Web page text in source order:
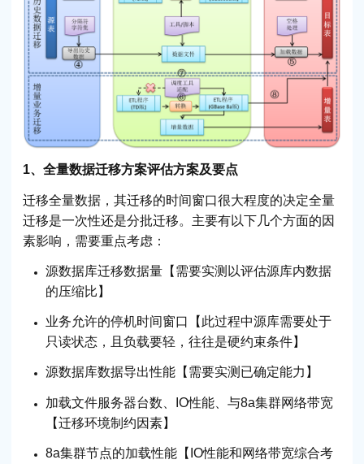
1、全量数据迁移方案评估方案及要点
迁移全量数据，其迁移的时间窗口很大程度的决定全量
迁移是一次性还是分批迁移。主要有以下几个方面的因
素影响，需要重点考虑：
源数据库迁移数据量【需要实测以评估源库内数据
的压缩比】
业务允许的停机时间窗口【此过程中源库需要处于
只读状态，且负载要轻，往往是硬约束条件】
源数据库数据导出性能【需要实测已确定能力】
加载文件服务器台数、IO性能、与8a集群网络带宽
【迁移环境制约因素】
8a集群节点的加载性能【IO性能和网络带宽综合考